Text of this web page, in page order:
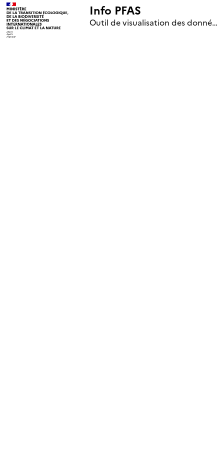
Info PFAS
Outil de visualisation des données nationales de surveillance des substances PFAS (mise à jour le 1er jour de chaque mois)
+
–